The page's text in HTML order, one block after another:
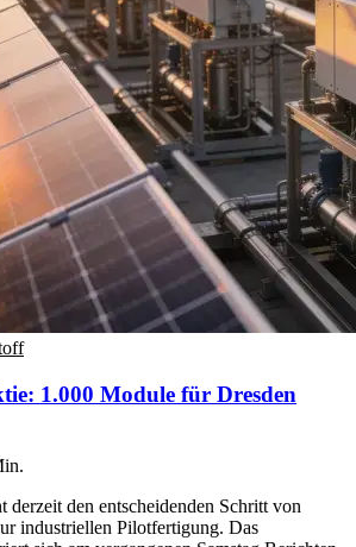
1.000 Module für Dresden
derzeit den entscheidenden Schritt von
industriellen Pilotfertigung. Das